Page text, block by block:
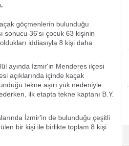
göçmenlerin bulunduğu
sonucu 36'sı çocuk 63 kişinin
iddiasıyla 8 kişi daha
ayında İzmir'in Menderes ilçesi
açıklarında içinde kaçak
tekne aşırı yük nedeniyle
ilk etapta tekne kaptanı B.Y.
İzmir'in de bulunduğu çeşitli
bir kişi ile birlikte toplam 8 kişi